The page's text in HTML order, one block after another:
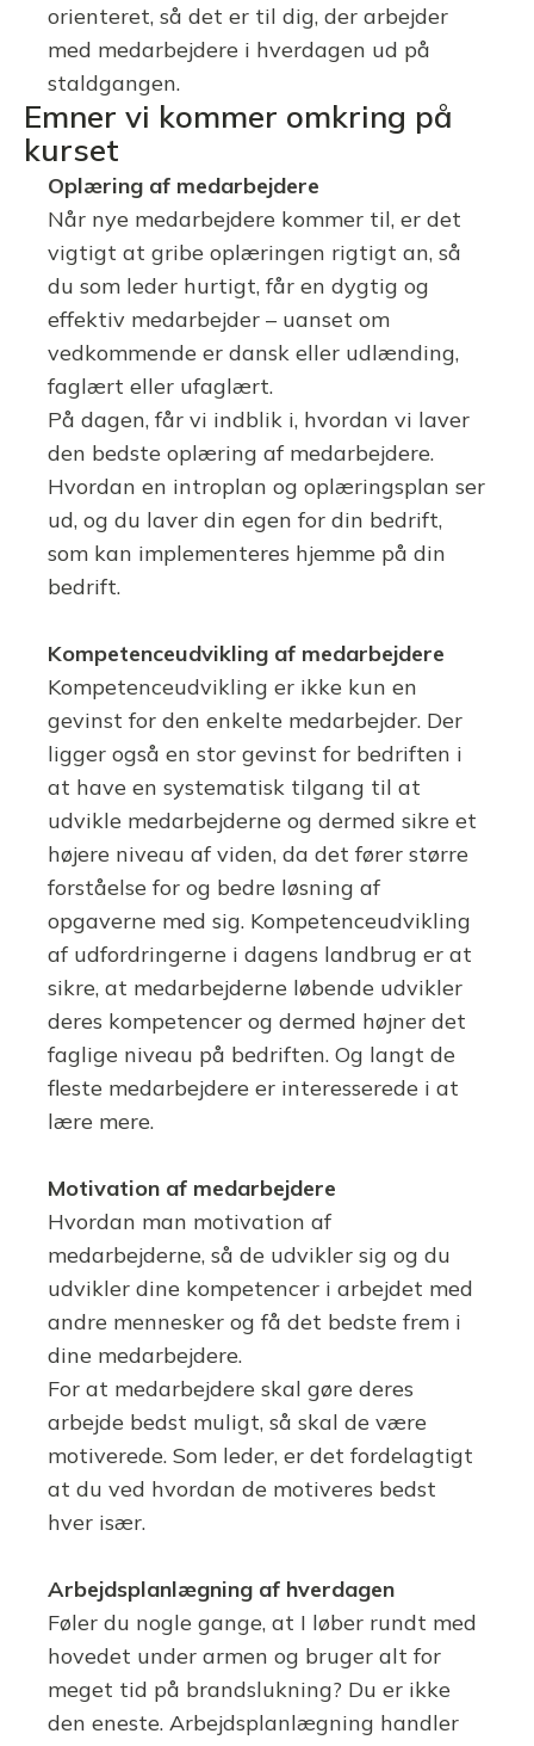
orienteret, så det er til dig, der arbejder
med medarbejdere i hverdagen ud på
staldgangen.
Emner vi kommer omkring på
kurset
Oplæring af medarbejdere
Når nye medarbejdere kommer til, er det
vigtigt at gribe oplæringen rigtigt an, så
du som leder hurtigt, får en dygtig og
effektiv medarbejder – uanset om
vedkommende er dansk eller udlænding,
faglært eller ufaglært.
På dagen, får vi indblik i, hvordan vi laver
den bedste oplæring af medarbejdere.
Hvordan en introplan og oplæringsplan ser
ud, og du laver din egen for din bedrift,
som kan implementeres hjemme på din
bedrift.
Kompetenceudvikling af medarbejdere
Kompetenceudvikling er ikke kun en
gevinst for den enkelte medarbejder. Der
ligger også en stor gevinst for bedriften i
at have en systematisk tilgang til at
udvikle medarbejderne og dermed sikre et
højere niveau af viden, da det fører større
forståelse for og bedre løsning af
opgaverne med sig. Kompetenceudvikling
af udfordringerne i dagens landbrug er at
sikre, at medarbejderne løbende udvikler
deres kompetencer og dermed højner det
faglige niveau på bedriften. Og langt de
fleste medarbejdere er interesserede i at
lære mere.
Motivation af medarbejdere
Hvordan man motivation af
medarbejderne, så de udvikler sig og du
udvikler dine kompetencer i arbejdet med
andre mennesker og få det bedste frem i
dine medarbejdere.
For at medarbejdere skal gøre deres
arbejde bedst muligt, så skal de være
motiverede. Som leder, er det fordelagtigt
at du ved hvordan de motiveres bedst
hver især.
Arbejdsplanlægning af hverdagen
Føler du nogle gange, at I løber rundt med
hovedet under armen og bruger alt for
meget tid på brandslukning? Du er ikke
den eneste. Arbejdsplanlægning handler